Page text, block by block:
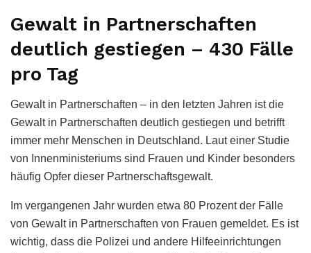
Gewalt in Partnerschaften
deutlich gestiegen – 430 Fälle
pro Tag
Gewalt in Partnerschaften – in den letzten Jahren ist die
Gewalt in Partnerschaften deutlich gestiegen und betrifft
immer mehr Menschen in Deutschland. Laut einer Studie
von Innenministeriums sind Frauen und Kinder besonders
häufig Opfer dieser Partnerschaftsgewalt.
Im vergangenen Jahr wurden etwa 80 Prozent der Fälle
von Gewalt in Partnerschaften von Frauen gemeldet. Es ist
wichtig, dass die Polizei und andere Hilfeeinrichtungen